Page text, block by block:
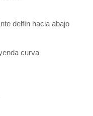
delfín hacia abajo
curva